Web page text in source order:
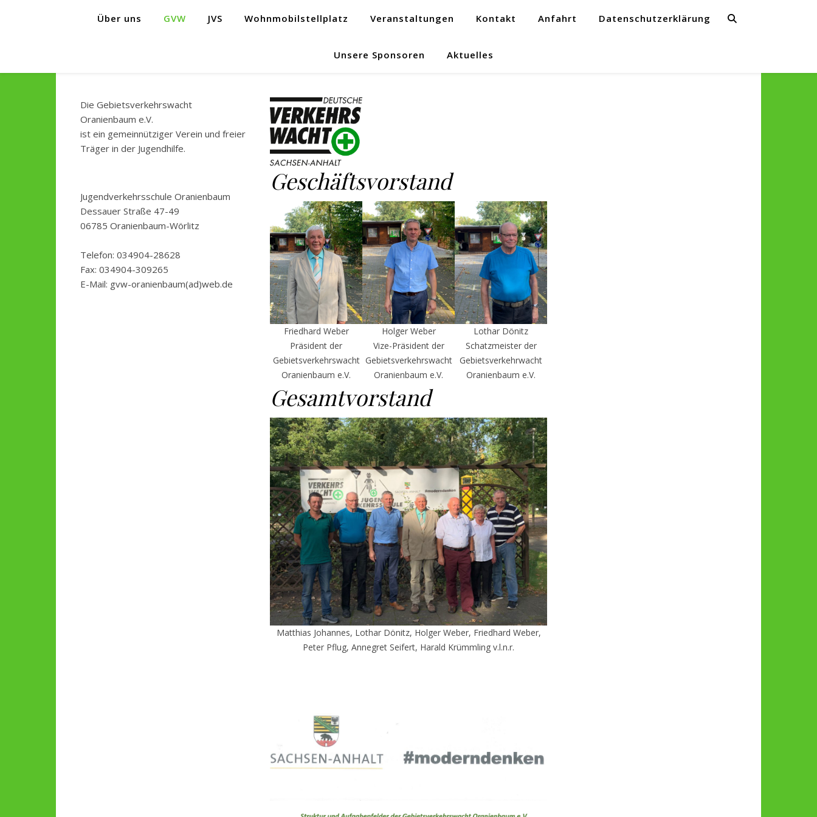
Über uns GVW JVS Wohnmobilstellplatz Veranstaltungen Kontakt Anfahrt Datenschutzerklärung
Unsere Sponsoren Aktuelles
Die Gebietsverkehrswacht
Oranienbaum e.V.
ist ein gemeinnütziger Verein und freier
Träger in der Jugendhilfe.
Jugendverkehrsschule Oranienbaum
Dessauer Straße 47-49
06785 Oranienbaum-Wörlitz
Telefon: 034904-28628
Fax: 034904-309265
E-Mail: gvw-oranienbaum(ad)web.de
Geschäftsvorstand
Friedhard Weber
Präsident der
Gebietsverkehrswacht
Oranienbaum e.V.
Holger Weber
Vize-Präsident der
Gebietsverkehrswacht
Oranienbaum e.V.
Lothar Dönitz
Schatzmeister der
Gebietsverkehrwacht
Oranienbaum e.V.
Gesamtvorstand
Matthias Johannes, Lothar Dönitz, Holger Weber, Friedhard Weber,
Peter Pflug, Annegret Seifert, Harald Krümmling v.l.n.r.